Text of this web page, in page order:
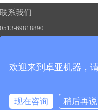
联系我们
0513-69818890
友情链接： 制砂机
备案号：苏ICP备
全国销售热线：0513-
欢迎来到卓亚机器，
现在咨询
稍后再说